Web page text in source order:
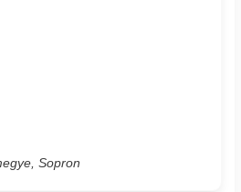
Sopron